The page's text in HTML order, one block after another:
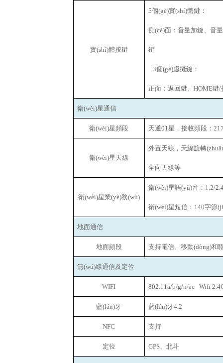
實(shí)體按鍵
5個(gè)實(shí)體鍵：
側(cè)面：音量加鍵、音
鍵
3個(gè)虛擬鍵：
正面：返回鍵、HOME鍵
衛(wèi)星通信
衛(wèi)星頻段 天通01星，接收頻段：
衛(wèi)星天線
外置天線，天線旋轉
全向天線等
衛(wèi)星業(yè)務(wù)
衛(wèi)星語(yǔ)音：1.2/
衛(wèi)星短信：140字節
地面通信
地面頻段 支持電信、移動(dòng)和
無(wú)線通信及定位
WIFI 802.11a/b/g/n/ac Wifi
藍(lán)牙 藍(lán)牙4.2
NFC 支持
定位 GPS、北斗